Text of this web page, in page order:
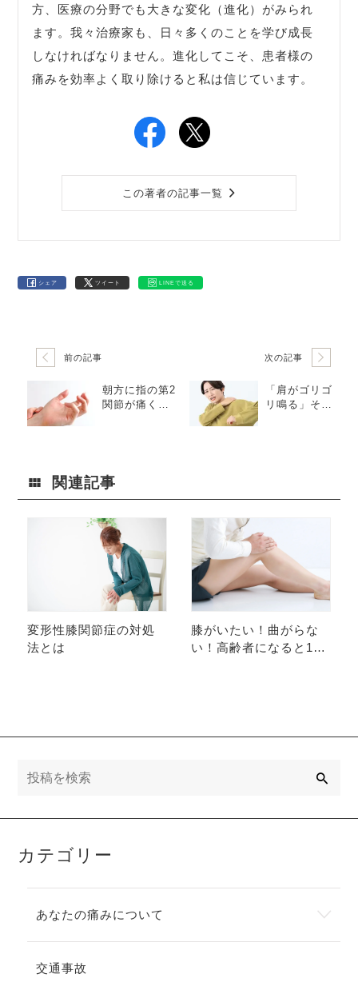
方、医療の分野でも大きな変化（進化）がみられ
ます。我々治療家も、日々多くのことを学び成長
しなければなりません。進化してこそ、患者様の
痛みを効率よく取り除けると私は信じています。
この著者の記事一覧
シェア ツイート LINEで送る
前の記事
朝方に指の第2
関節が痛く、
マチ」かもし
れません
次の記事
「肩がゴリゴ
リ鳴る」その
関連記事
変形性膝関節症の対処
法とは
膝がいたい！曲がらな
い！高齢者になると10
カテゴリー
あなたの痛みについて
交通事故